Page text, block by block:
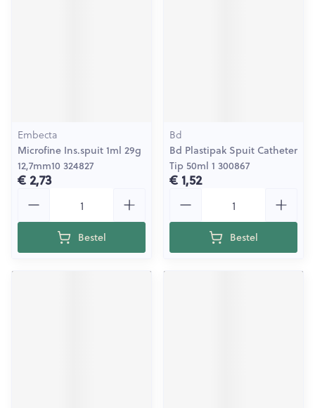
Embecta
Microfine Ins.spuit 1ml 29g
12,7mm10 324827
€ 2,73
Bestel
Bd
Bd Plastipak Spuit Catheter
Tip 50ml 1 300867
€ 1,52
Bestel